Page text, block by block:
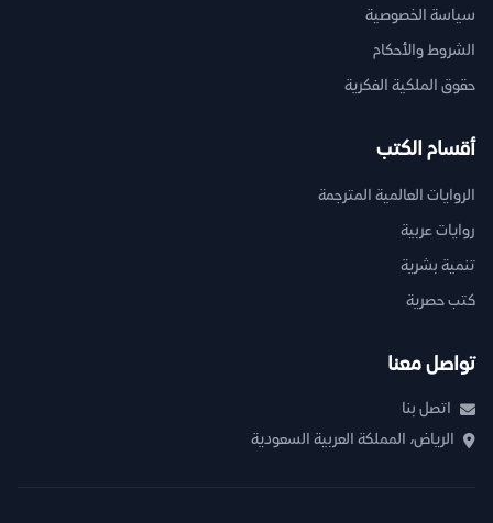
سياسة الخصوصية
الشروط والأحكام
حقوق الملكية الفكرية
أقسام الكتب
الروايات العالمية المترجمة
روايات عربية
تنمية بشرية
كتب حصرية
تواصل معنا
اتصل بنا
الرياض، المملكة العربية السعودية